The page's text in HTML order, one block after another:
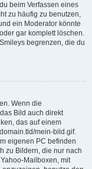
beim Verfassen eines
zu häufig zu benutzen,
ein Moderator könnte
gar komplett löschen.
begrenzen, die du
Wenn die
Bild auch direkt
das auf einem
mein-bild.gif.
eigenen PC befinden
zu Bildern, die nur nach
Mailboxen, mit